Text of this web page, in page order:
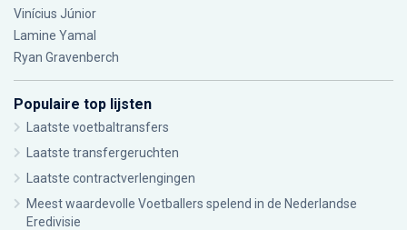
Vinícius Júnior
Lamine Yamal
Ryan Gravenberch
Populaire top lijsten
Laatste voetbaltransfers
Laatste transfergeruchten
Laatste contractverlengingen
Meest waardevolle Voetballers spelend in de Nederlandse
Eredivisie